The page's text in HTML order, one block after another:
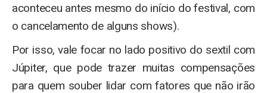
aconteceu antes mesmo do início do festival, com
o cancelamento de alguns shows).
Por isso, vale focar no lado positivo do sextil com
Júpiter, que pode trazer muitas compensações
para quem souber lidar com fatores que não irão